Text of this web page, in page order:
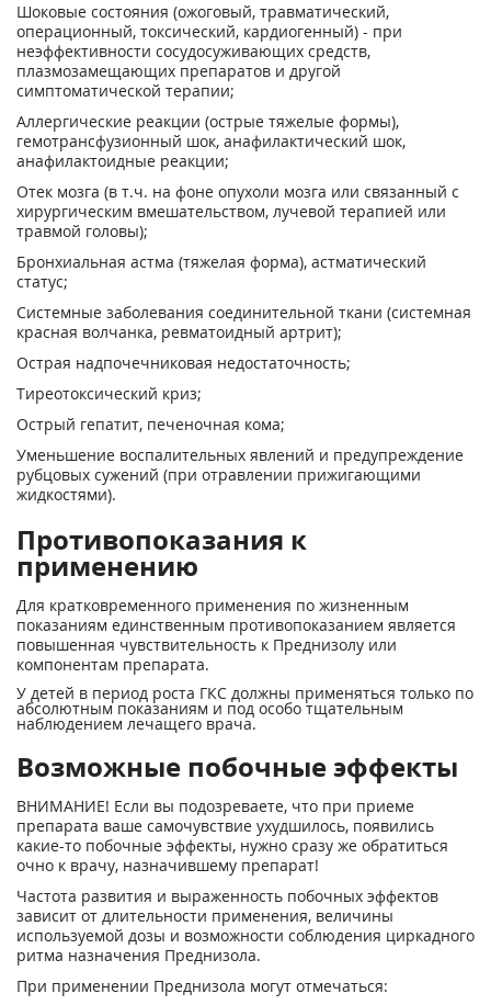
Шоковые состояния (ожоговый, травматический,
операционный, токсический, кардиогенный) - при
неэффективности сосудосуживающих средств,
плазмозамещающих препаратов и другой
симптоматической терапии;
Аллергические реакции (острые тяжелые формы),
гемотрансфузионный шок, анафилактический шок,
анафилактоидные реакции;
Отек мозга (в т.ч. на фоне опухоли мозга или связанный с
хирургическим вмешательством, лучевой терапией или
травмой головы);
Бронхиальная астма (тяжелая форма), астматический
статус;
Системные заболевания соединительной ткани (системная
красная волчанка, ревматоидный артрит);
Острая надпочечниковая недостаточность;
Тиреотоксический криз;
Острый гепатит, печеночная кома;
Уменьшение воспалительных явлений и предупреждение
рубцовых сужений (при отравлении прижигающими
жидкостями).
Противопоказания к
применению
Для кратковременного применения по жизненным
показаниям единственным противопоказанием является
повышенная чувствительность к Преднизолу или
компонентам препарата.
У детей в период роста ГКС должны применяться только по
абсолютным показаниям и под особо тщательным
наблюдением лечащего врача.
Возможные побочные эффекты
ВНИМАНИЕ! Если вы подозреваете, что при приеме
препарата ваше самочувствие ухудшилось, появились
какие-то побочные эффекты, нужно сразу же обратиться
очно к врачу, назначившему препарат!
Частота развития и выраженность побочных эффектов
зависит от длительности применения, величины
используемой дозы и возможности соблюдения циркадного
ритма назначения Преднизола.
При применении Преднизола могут отмечаться: